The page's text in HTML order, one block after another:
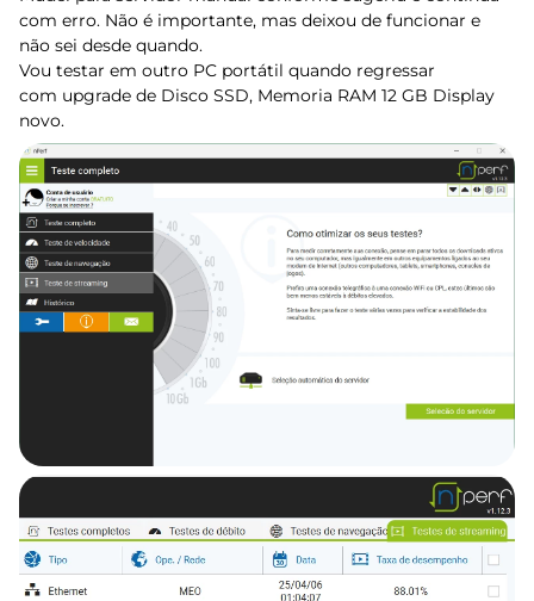
com erro. Não é importante, mas deixou de funcionar e
não sei desde quando.
Vou testar em outro PC portátil quando regressar
com upgrade de Disco SSD, Memoria RAM 12 GB Display
novo.